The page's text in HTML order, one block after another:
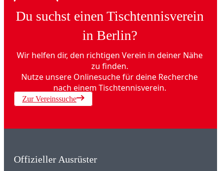
Du suchst einen Tischtennisverein
in Berlin?
Wir helfen dir, den richtigen Verein in deiner Nähe
zu finden.
Nutze unsere Onlinesuche für deine Recherche
nach einem Tischtennisverein.
Zur Vereinssuche
Offizieller Ausrüster